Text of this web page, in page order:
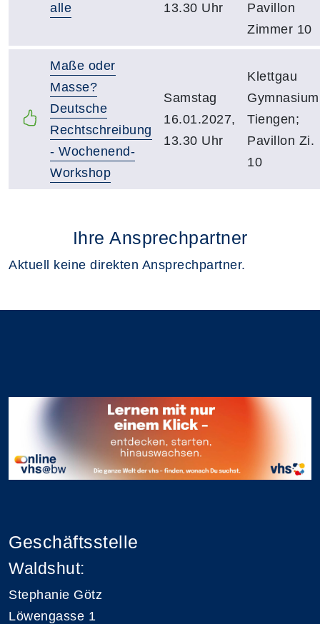
alle
13.30 Uhr
Pavillon
Zimmer 10
Maße oder
Masse?
Deutsche
Rechtschreibung
- Wochenend-
Workshop
Samstag
16.01.2027,
13.30 Uhr
Klettgau
Gymnasium
Tiengen;
Pavillon Zi.
10
Ihre Ansprechpartner
Aktuell keine direkten Ansprechpartner.
Geschäftsstelle
Waldshut:
Stephanie Götz
Löwengasse 1